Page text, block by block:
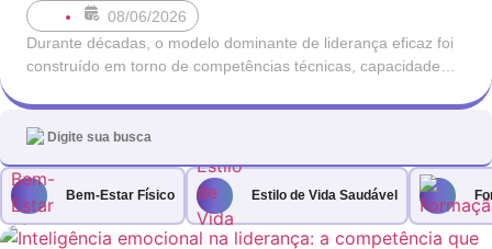
08/06/2026
Durante décadas, o modelo dominante de liderança eficaz foi
construído em torno de competências técnicas, capacidade
antes de mais, alguém que sabia o que estava a fazer: que
conhecia o negócio, que entendia os números e que tomava
Bem-Estar Físico Estilo de Vida Saudável